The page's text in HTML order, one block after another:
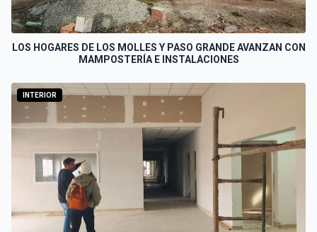
LOS HOGARES DE LOS MOLLES Y PASO GRANDE AVANZAN CON
MAMPOSTERÍA E INSTALACIONES
INTERIOR